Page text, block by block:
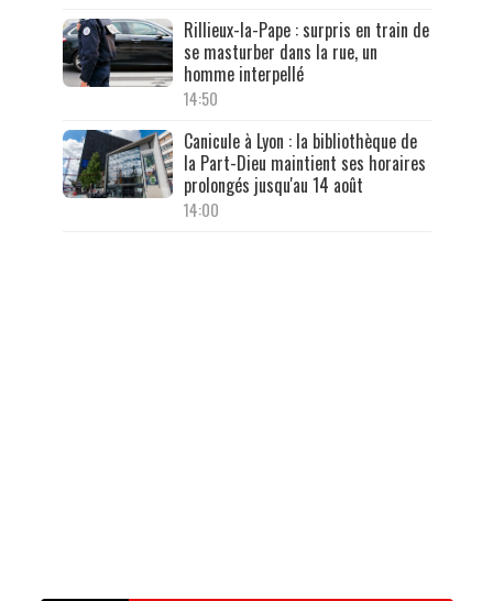
Rillieux-la-Pape : surpris en train de
se masturber dans la rue, un
homme interpellé
14:50
Canicule à Lyon : la bibliothèque de
la Part-Dieu maintient ses horaires
prolongés jusqu'au 14 août
14:00